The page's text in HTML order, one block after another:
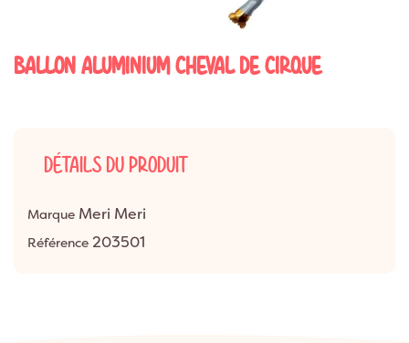
BALLON ALUMINIUM CHEVAL DE CIRQUE
DÉTAILS DU PRODUIT
Marque Meri Meri
Référence 203501